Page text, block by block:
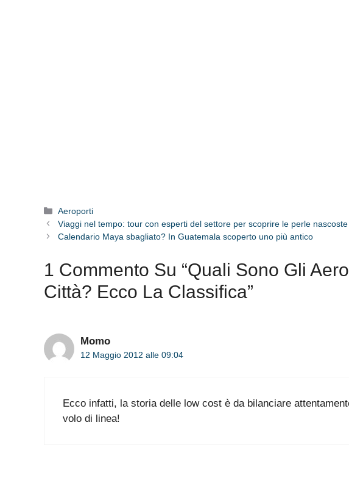
Categorie
Aeroporti
Viaggi nel tempo: tour con esperti del settore per scoprire le perle nascoste
Calendario Maya sbagliato? In Guatemala scoperto uno più antico
1 Commento Su “Quali Sono Gli
Città? Ecco La Classifica”
Momo
12 Maggio 2012 alle 09:04
Ecco infatti, la storia delle low cost è da bilanciare
volo di linea!